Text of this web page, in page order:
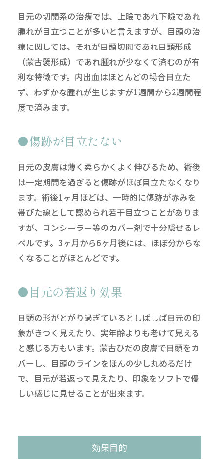
目元の切開系の治療では、上瞼であれ下瞼であれ
腫れが目立つことが多いと言えますが、目頭の治
療に関しては、それが目頭切開であれ目頭形成
（蒙古襞形成）であれ腫れが少なくて済むのが有
利な特徴です。内出血はほとんどの場合目立た
ず、わずかな腫れが生じますが1週間から2週間程
度で済みます。
傷跡が目立たない
目元の皮膚は薄く柔らかくよく伸びるため、術後
は一定期間を過ぎると傷跡がほぼ目立たなくなり
ます。術後1ヶ月ほどは、一時的に傷跡が赤みを
帯びた線として認められ若干目立つことがありま
すが、コンシーラー等のカバー剤で十分隠せるレ
ベルです。3ヶ月から6ヶ月後には、ほぼ分からな
くなることがほとんどです。
目元の若返り効果
目頭の形がとがり過ぎているとしばしば目元の印
象がきつく見えたり、実年齢よりも老けて見える
と感じる方もいます。蒙古ひだの皮膚で目頭をカ
バーし、目頭のラインをほんの少し丸めるだけ
で、目元が若返って見えたり、印象をソフトで優
しい感じに見せることが出来ます。
効果目的